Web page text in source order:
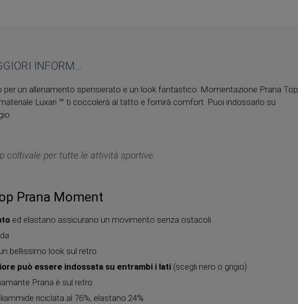
per un allenamento spensierato e un look fantastico. Momentazione Prana Top
Luxari ™ ti coccolerà al tatto e fornirà comfort. Puoi indossarlo su
coltivale per tutte le attività sportive.
Prana Moment
ed elastano assicurano un movimento senza ostacoli
bellissimo look sul retro
può essere indossata su entrambi i lati (scegli nero o grigio)
Prana è sul retro
riciclata al 76%, elastano 24%
MAGGIORI INFORMAZIONI